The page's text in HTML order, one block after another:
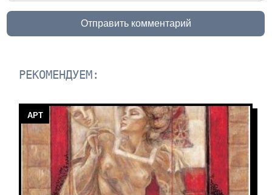
Отправить комментарий
РЕКОМЕНДУЕМ:
АРТ